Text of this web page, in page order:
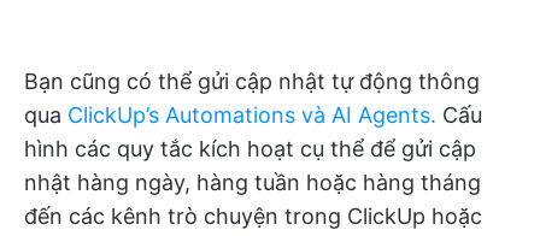
Bạn cũng có thể gửi cập nhật tự động thông
qua ClickUp’s Automations và AI Agents. Cấu
hình các quy tắc kích hoạt cụ thể để gửi cập
nhật hàng ngày, hàng tuần hoặc hàng tháng
đến các kênh trò chuyện trong ClickUp hoặc